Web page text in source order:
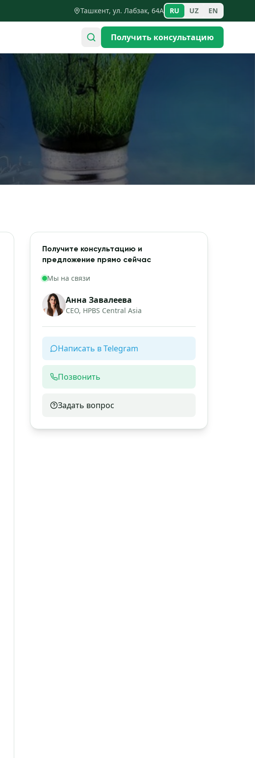
Ташкент, ул. Лабзак, 64А RU UZ EN
Получить консультацию
Получите консультацию и
предложение прямо сейчас
Мы на связи
Анна Завалеева
CEO, HPBS Central Asia
Написать в Telegram
Позвонить
Задать вопрос